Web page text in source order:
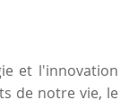
et l'innovation
de notre vie, le